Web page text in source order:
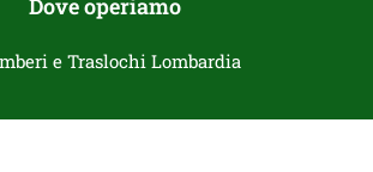
Dove operiamo
e Traslochi Lombardia